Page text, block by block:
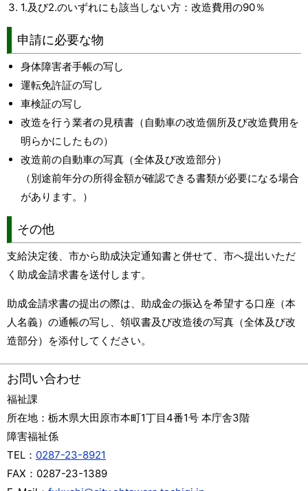
1.及び2.のいずれにも該当しない方：改造費用の90％
申請に必要な物
身体障害者手帳の写し
運転免許証の写し
車検証の写し
改造を行う業者の見積書（自動車の改造個所及び改造費用を
明らかにしたもの）
改造前の自動車の写真（全体及び改造部分）
（別途前年分の所得金額が確認できる書類が必要になる場合
があります。）
その他
支給決定後、市から助成決定通知書と併せて、市へ提出いただ
く助成金請求書を送付します。
助成金請求書の提出の際は、助成金の振込を希望する口座（本
人名義）の通帳の写し、領収書及び改造後の写真（全体及び改
造部分）を添付してください。
お問い合わせ
福祉課
所在地： 栃木県大田原市本町1丁目4番1号 本庁舎3階
障害福祉係
TEL： 0287-23-8921
FAX： 0287-23-1389